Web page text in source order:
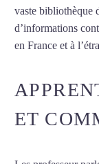
vaste bibliothèque
d’informations
en France et à
ET